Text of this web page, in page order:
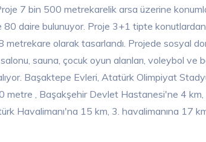
7 bin 500 metrekarelik arsa üzerine
80 daire bulunuyor. Proje 3+1 tipte
metrekare olarak tasarlandı. Projede sosyal
sauna, çocuk oyun alanları, voleybol ve
Başaktepe Evleri, Atatürk Olimpiyat
metre , Başakşehir Devlet Hastanesi'ne 4
Havalimanı'na 15 km, 3. havalimanına 17